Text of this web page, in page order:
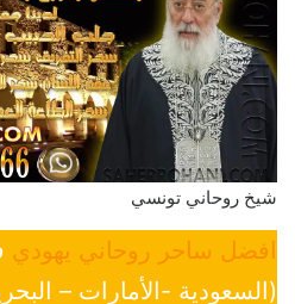
شيخ روحاني تونسي
افضل ساحر روحاني يهودي
(السعودية -الأمارات –